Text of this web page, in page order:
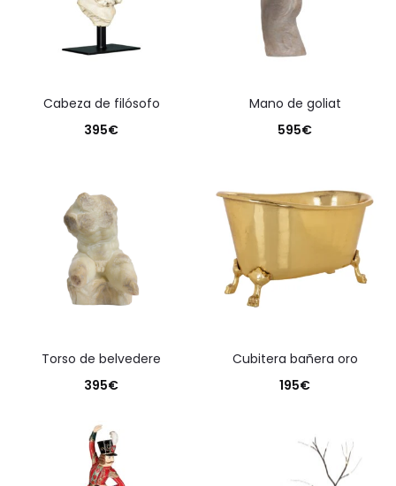
cabeza de filósofo
395€
mano de goliat
595€
torso de belvedere
395€
cubitera bañera oro
195€